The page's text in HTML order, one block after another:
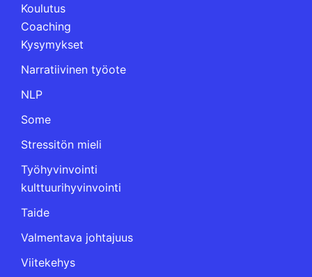
Koulutus
Coaching
Kysymykset
Narratiivinen työote
NLP
Some
Stressitön mieli
Työhyvinvointi
kulttuurihyvinvointi
Taide
Valmentava johtajuus
Viitekehys